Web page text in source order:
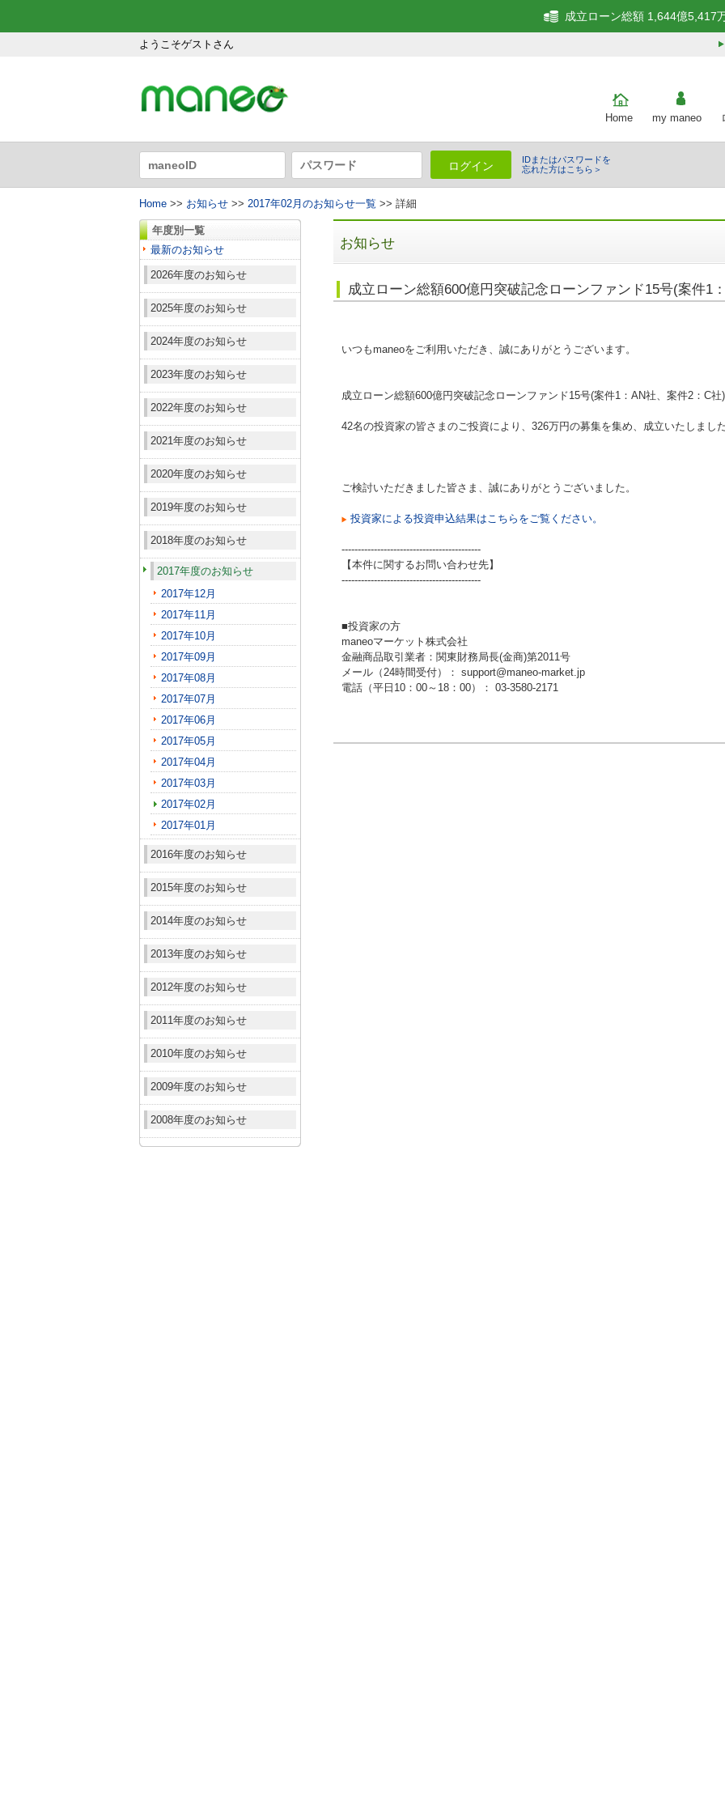
ようこそゲストさん
成立ローン総額 1,644億5,417
Home my maneo
ログイン
IDまたはパスワードを
忘れた方はこちら＞
Home >> お知らせ >> 2017年02月のお知らせ一覧 >> 詳細
年度別一覧
最新のお知らせ
2026年度のお知らせ
2025年度のお知らせ
2024年度のお知らせ
2023年度のお知らせ
2022年度のお知らせ
2021年度のお知らせ
2020年度のお知らせ
2019年度のお知らせ
2018年度のお知らせ
2017年度のお知らせ
2017年12月
2017年11月
2017年10月
2017年09月
2017年08月
2017年07月
2017年06月
2017年05月
2017年04月
2017年03月
2017年02月
2017年01月
2016年度のお知らせ
2015年度のお知らせ
2014年度のお知らせ
2013年度のお知らせ
2012年度のお知らせ
2011年度のお知らせ
2010年度のお知らせ
2009年度のお知らせ
2008年度のお知らせ
お知らせ
成立ローン総額600億円突破記念ローンファンド15号(案件1
いつもmaneoをご利用いただき、誠にありがとうございます。
成立ローン総額600億円突破記念ローンファンド15号(案件1：AN社、案件2：C社)
42名の投資家の皆さまのご投資により、326万円の募集を集め、成立いたしまし
ご検討いただきました皆さま、誠にありがとうございました。
投資家による投資申込結果はこちらをご覧ください。
-------------------------------------------
【本件に関するお問い合わせ先】
-------------------------------------------
■投資家の方
maneoマーケット株式会社
金融商品取引業者：関東財務局長(金商)第2011号
メール（24時間受付）： support@maneo-market.jp
電話（平日10：00～18：00）： 03-3580-2171